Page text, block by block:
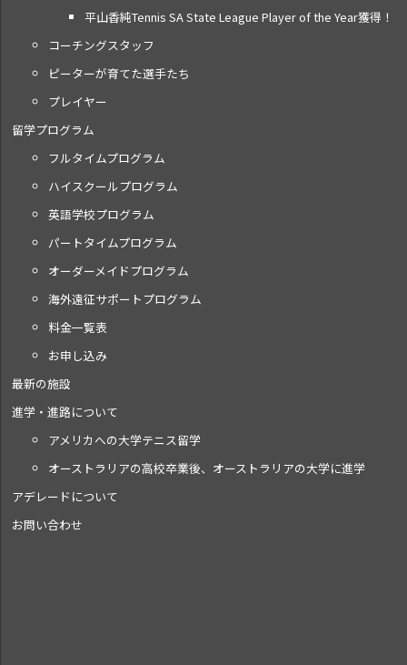
平山香純Tennis SA State League Player of the Year獲得！
コーチングスタッフ
ピーターが育てた選手たち
プレイヤー
留学プログラム
フルタイムプログラム
ハイスクールプログラム
英語学校プログラム
パートタイムプログラム
オーダーメイドプログラム
海外遠征サポートプログラム
料金一覧表
お申し込み
最新の施設
進学・進路について
アメリカへの大学テニス留学
オーストラリアの高校卒業後、オーストラリアの大学に進学
アデレードについて
お問い合わせ